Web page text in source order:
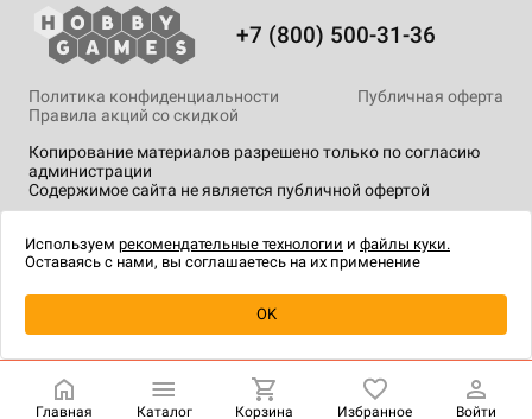
+7 (800) 500-31-36
Копирование материалов разрешено только по согласию
администрации
Содержимое сайта не является публичной офертой
Политика конфиденциальности
Публичная оферта
Правила акций со скидкой
технологии.
Главная Каталог Корзина Избранное Войти
Используем рекомендательные технологии и файлы куки.
Оставаясь с нами, вы соглашаетесь на их применение
OK